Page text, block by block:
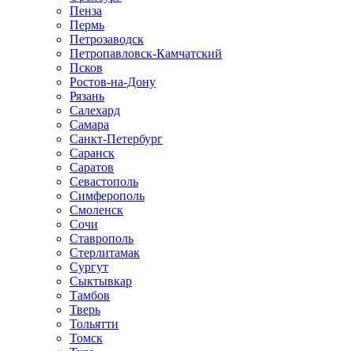
Пенза
Пермь
Петрозаводск
Петропавловск-Камчатский
Псков
Ростов-на-Дону
Рязань
Салехард
Самара
Санкт-Петербург
Саранск
Саратов
Севастополь
Симферополь
Смоленск
Сочи
Ставрополь
Стерлитамак
Сургут
Сыктывкар
Тамбов
Тверь
Тольятти
Томск